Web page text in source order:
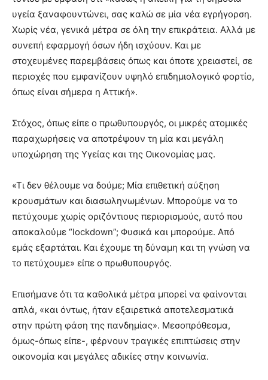
υγεία ξαναφουντώνει, σας καλώ σε μία νέα εγρήγορση.
Χωρίς νέα, γενικά μέτρα σε όλη την επικράτεια. Αλλά με
συνεπή εφαρμογή όσων ήδη ισχύουν. Και με
στοχευμένες παρεμβάσεις όπως και όποτε χρειαστεί, σε
περιοχές που εμφανίζουν υψηλό επιδημιολογικό φορτίο,
όπως είναι σήμερα η Αττική».
Στόχος, όπως είπε ο πρωθυπουργός, οι μικρές ατομικές
παραχωρήσεις να αποτρέψουν τη μία και μεγάλη
υποχώρηση της Υγείας και της Οικονομίας μας.
«Τι δεν θέλουμε να δούμε; Μία επιθετική αύξηση
κρουσμάτων και διασωληνωμένων. Μπορούμε να το
πετύχουμε χωρίς οριζόντιους περιορισμούς, αυτό που
αποκαλούμε “lockdown”; Φυσικά και μπορούμε. Από
εμάς εξαρτάται. Και έχουμε τη δύναμη και τη γνώση να
το πετύχουμε» είπε ο πρωθυπουργός.
Επισήμανε ότι τα καθολικά μέτρα μπορεί να φαίνονται
απλά, «και όντως, ήταν εξαιρετικά αποτελεσματικά
στην πρώτη φάση της πανδημίας». Μεσοπρόθεσμα,
όμως-όπως είπε-, φέρνουν τραγικές επιπτώσεις στην
οικονομία και μεγάλες αδικίες στην κοινωνία.